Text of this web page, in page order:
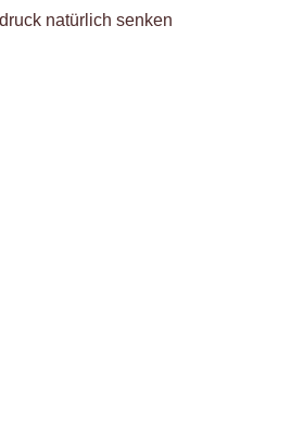
natürlich senken